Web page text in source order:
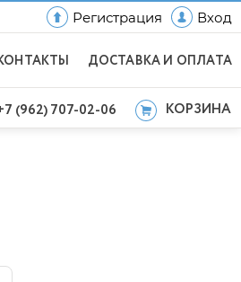
Регистрация Вход
ДОСТАВКА И ОПЛАТА
(962) 707-02-06 КОРЗИНА